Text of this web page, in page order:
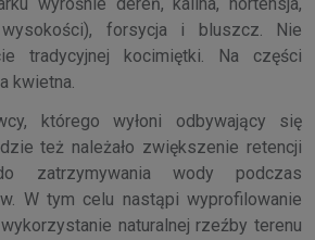
forsycja i bluszcz. Nie
tradycyjnej kocimiętki. Na części
kwietna.
którego wyłoni odbywający się
też należało zwiększenie retencji
zatrzymywania wody podczas
W tym celu nastąpi wyprofilowanie
naturalnej rzeźby terenu